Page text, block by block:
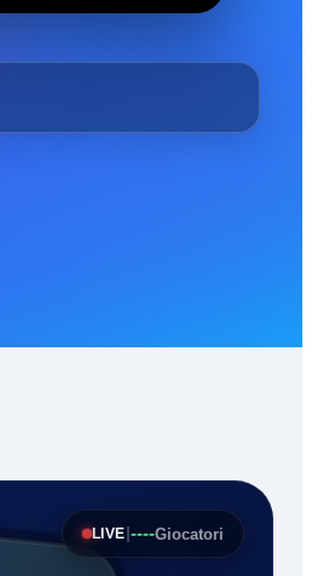
LIVE ----Giocatori